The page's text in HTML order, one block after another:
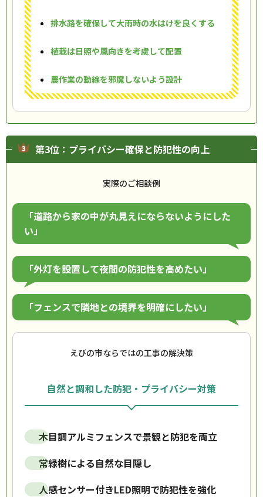
排水路を確保して大雨時の水はけを良くする
植栽は日照や風向きを考慮して配置
農作業の動線を邪魔しないよう設計
第3位：プライバシー確保と防犯性の向上
実際のご相談例
「道路から家の中が丸見えにならないようにした
い」
「外灯を設置して夜間の防犯性を高めたい」
「フェンスで隣地との境界を明確にしたい」
えびの市ならではの工事の解決策
自然と調和した防犯・プライバシー対策
木目調アルミフェンスで景観と防犯を両立
常緑樹による自然な目隠し
人感センサー付きLED照明で防犯性を強化